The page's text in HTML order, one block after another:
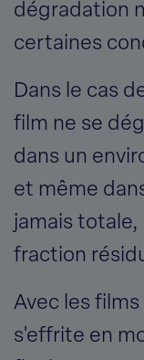
dégradation
certaines
Dans le cas
film ne se
dans un
et même
jamais
fraction
Avec les
s'effrite en